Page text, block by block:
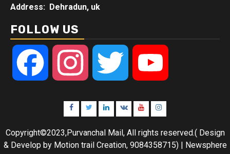
Address: Dehradun, uk
FOLLOW US
Facebook Instagram Twitter
Facebook
TwitterLinkedin
VK YoutubeInstagram
Copyright©2023,Purvanchal Mail, All rights reserved.( Design
& Develop by Motion trail Creation, 9084358715) | Newsphere